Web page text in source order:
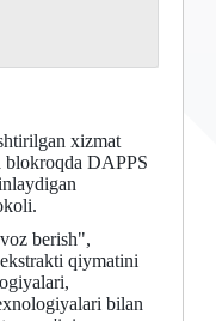
xizmat
blokroqda DAPPS
berish",
qiymatini
bilan